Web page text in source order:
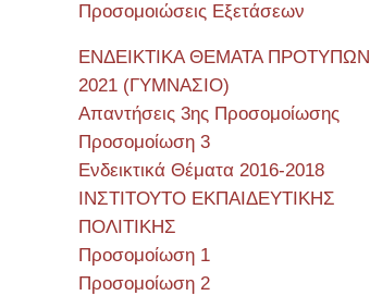
Προσομοιώσεις Εξετάσεων
ΕΝΔΕΙΚΤΙΚΑ ΘΕΜΑΤΑ ΠΡΟΤΥΠΩΝ
2021 (ΓΥΜΝΑΣΙΟ)
Απαντήσεις 3ης Προσομοίωσης
Προσομοίωση 3
Ενδεικτικά Θέματα 2016-2018
ΙΝΣΤΙΤΟΥΤΟ ΕΚΠΑΙΔΕΥΤΙΚΗΣ
ΠΟΛΙΤΙΚΗΣ
Προσομοίωση 1
Προσομοίωση 2